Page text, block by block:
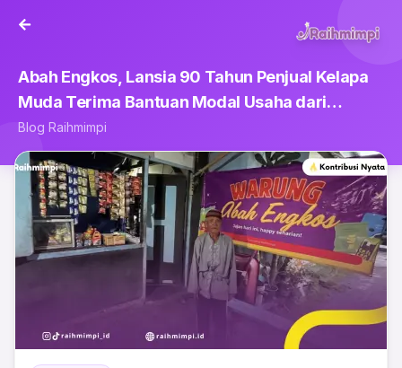
Abah Engkos, Lansia 90 Tahun Penjual Kelapa
Muda Terima Bantuan Modal Usaha dari
Raihmimpi.id
Blog Raihmimpi